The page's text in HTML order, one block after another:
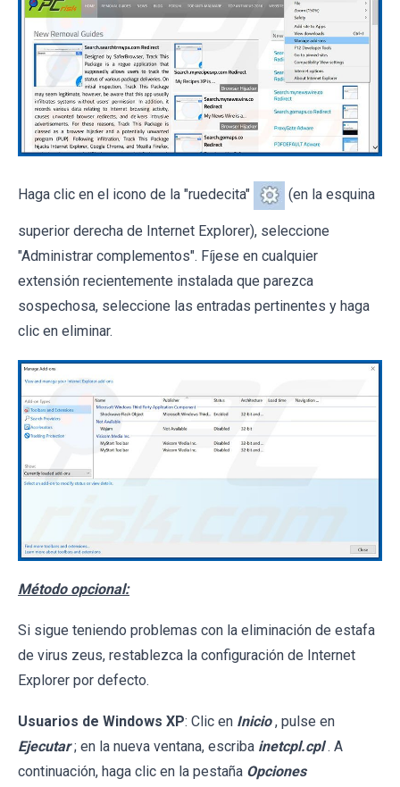
Haga clic en el icono de la "ruedecita" (en la esquina
superior derecha de Internet Explorer), seleccione
"Administrar complementos". Fíjese en cualquier
extensión recientemente instalada que parezca
sospechosa, seleccione las entradas pertinentes y haga
clic en eliminar.
Método opcional:
Si sigue teniendo problemas con la eliminación de estafa
de virus zeus, restablezca la configuración de Internet
Explorer por defecto.
Usuarios de Windows XP: Clic en Inicio , pulse en
Ejecutar ; en la nueva ventana, escriba inetcpl.cpl . A
continuación, haga clic en la pestaña Opciones